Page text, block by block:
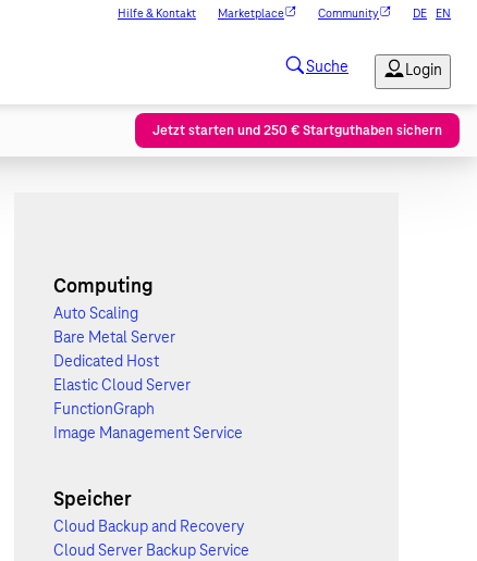
Hilfe & Kontakt Marketplace Community DE EN
Jetzt starten und 250 € Startguthaben sichern
Computing
Auto Scaling
Bare Metal Server
Dedicated Host
Elastic Cloud Server
FunctionGraph
Image Management Service
Speicher
Cloud Backup and Recovery
Cloud Server Backup Service